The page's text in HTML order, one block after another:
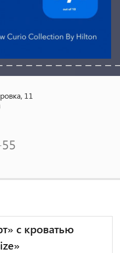
11
с кроватью